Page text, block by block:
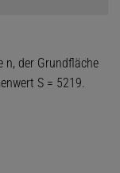
n, der Grundfläche
S = 5219.